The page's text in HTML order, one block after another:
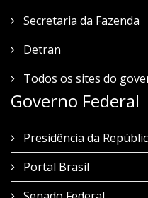
Secretaria da Fazenda
Detran
Todos os sites do
Governo Federal
Presidência da
Portal Brasil